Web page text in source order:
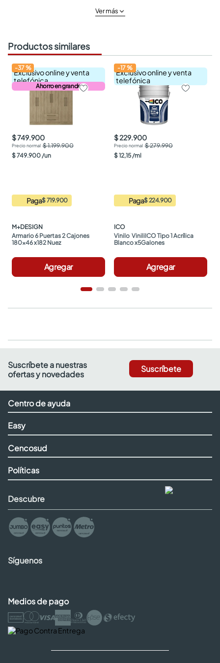
Ver más
Productos similares
Exclusivo online y venta
telefónica
Ahorro en grande
-37%
$ 749.900
$ 1.199.900
$749.900 /un
Paga$ 719.900
M+DESIGN
Armario 6 Puertas 2 Cajones
180x46 x182 Nuez
Agregar
Exclusivo online y venta
telefónica
-17%
$ 229.900
$ 279.990
$12,15 /ml
Paga$ 224.900
ICO
Vinilo  ViniliICO Tipo 1 Acrílica
Blanco x5Galones
Agregar
Suscríbete a nuestras
ofertas y novedades
Suscríbete
Centro de ayuda
Easy
Cencosud
Políticas
Descubre
Síguenos
Medios de pago